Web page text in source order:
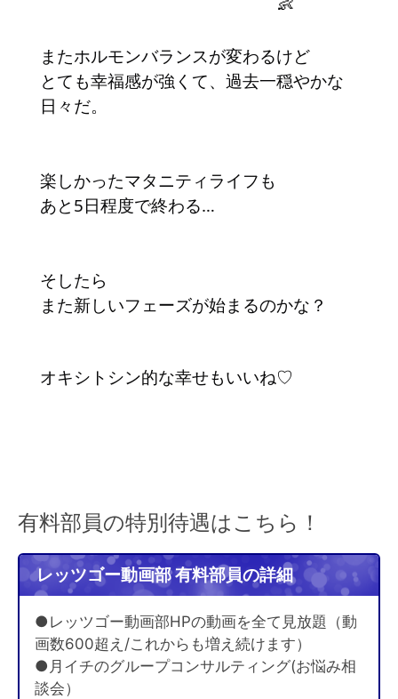
またホルモンバランスが変わるけど
とても幸福感が強くて、過去一穏やかな
日々だ。
楽しかったマタニティライフも
あと5日程度で終わる…
そしたら
また新しいフェーズが始まるのかな？
オキシトシン的な幸せもいいね♡
有料部員の特別待遇はこちら！
レッツゴー動画部 有料部員の詳細
●レッツゴー動画部HPの動画を全て見放題（動
画数600超え/これからも増え続けます）
●月イチのグループコンサルティング(お悩み相
談会）